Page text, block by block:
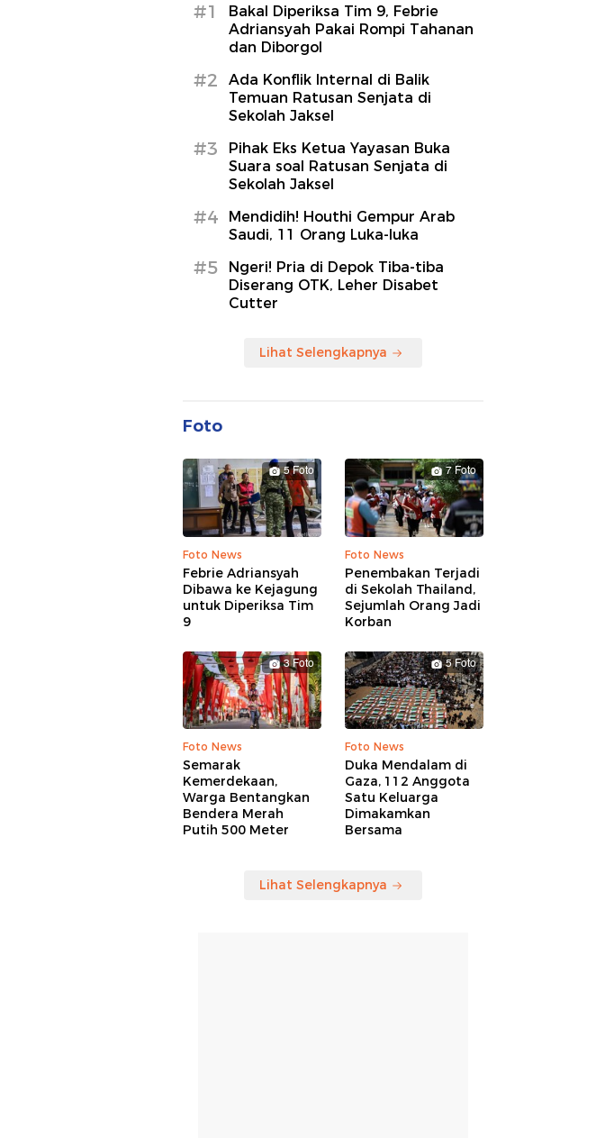
#1
Bakal Diperiksa Tim 9, Febrie
Adriansyah Pakai Rompi Tahanan
dan Diborgol
#2
Ada Konflik Internal di Balik
Temuan Ratusan Senjata di
Sekolah Jaksel
#3
Pihak Eks Ketua Yayasan Buka
Suara soal Ratusan Senjata di
Sekolah Jaksel
#4
Mendidih! Houthi Gempur Arab
Saudi, 11 Orang Luka-luka
#5
Ngeri! Pria di Depok Tiba-tiba
Diserang OTK, Leher Disabet
Cutter
Lihat Selengkapnya
Foto
5 Foto
Foto News
Febrie Adriansyah
Dibawa ke Kejagung
untuk Diperiksa Tim
9
7 Foto
Foto News
Penembakan Terjadi
di Sekolah Thailand,
Sejumlah Orang Jadi
Korban
3 Foto
Foto News
Semarak
Kemerdekaan,
Warga Bentangkan
Bendera Merah
Putih 500 Meter
5 Foto
Foto News
Duka Mendalam di
Gaza, 112 Anggota
Satu Keluarga
Dimakamkan
Bersama
Lihat Selengkapnya